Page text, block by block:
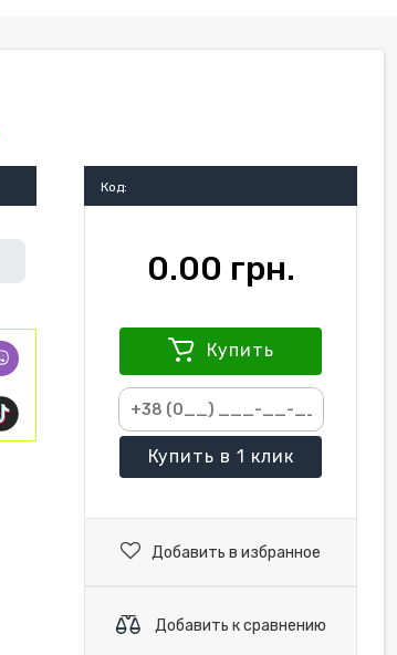
Код:
0.00 грн.
Купить
Купить в 1 клик
Добавить в избранное
Добавить к сравнению